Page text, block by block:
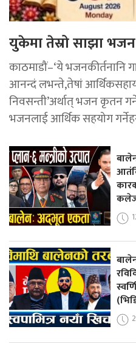
युकेमा तेस्रो साझा
काठमाडौं–‘ये भजनकीर्तनानि
आनन्दं लभन्ते,तेषां
निवसन्ती’अर्थात् भजन कृतन
भजनलाई आर्थिक सहयोग